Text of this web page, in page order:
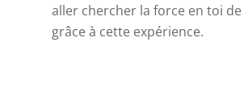
aller chercher la force en toi
grâce à cette expérience.